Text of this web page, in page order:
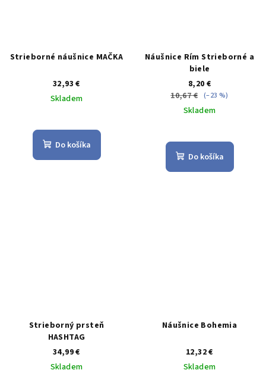
Strieborné náušnice MAČKA
32,93 €
Skladem
Do košíka
Náušnice Rím Strieborné a
biele
8,20 €
10,67 € (–23 %)
Skladem
hodnotenie
produktu
Do košíka
Strieborný prsteň
HASHTAG
34,99 €
Skladem
Náušnice Bohemia
12,32 €
Skladem